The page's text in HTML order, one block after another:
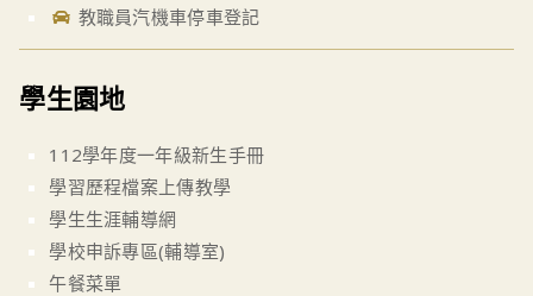
教職員汽機車停車登記
學生園地
112學年度一年級新生手冊
學習歷程檔案上傳教學
學生生涯輔導網
學校申訴專區(輔導室)
午餐菜單